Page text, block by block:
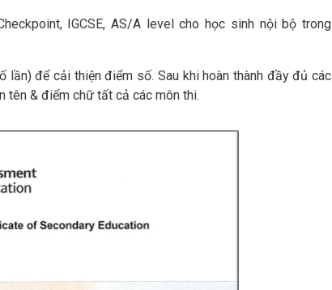
IGCSE, AS/A level cho học sinh nội bộ trong
lần) để cải thiện điểm số. Sau khi hoàn thành đầy đủ các
tên & điểm chữ tất cả các môn thi.